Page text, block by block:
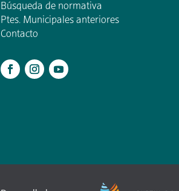
Búsqueda de normativa
Ptes. Municipales anteriores
Contacto